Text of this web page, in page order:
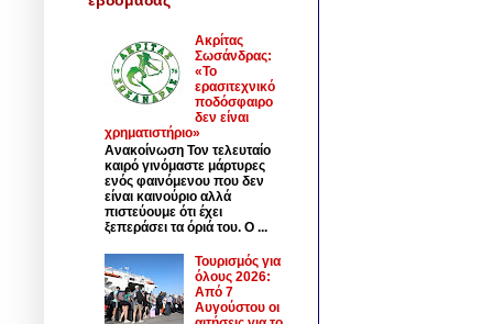
Ακρίτας
Σωσάνδρας:
«Το
ερασιτεχνικό
ποδόσφαιρο
δεν είναι
χρηματιστήριο»
Ανακοίνωση Τον τελευταίο
καιρό γινόμαστε μάρτυρες
ενός φαινόμενου που δεν
είναι καινούριο αλλά
πιστεύουμε ότι έχει
ξεπεράσει τα όριά του. Ο ...
Τουρισμός για
όλους 2026:
Από 7
Αυγούστου οι